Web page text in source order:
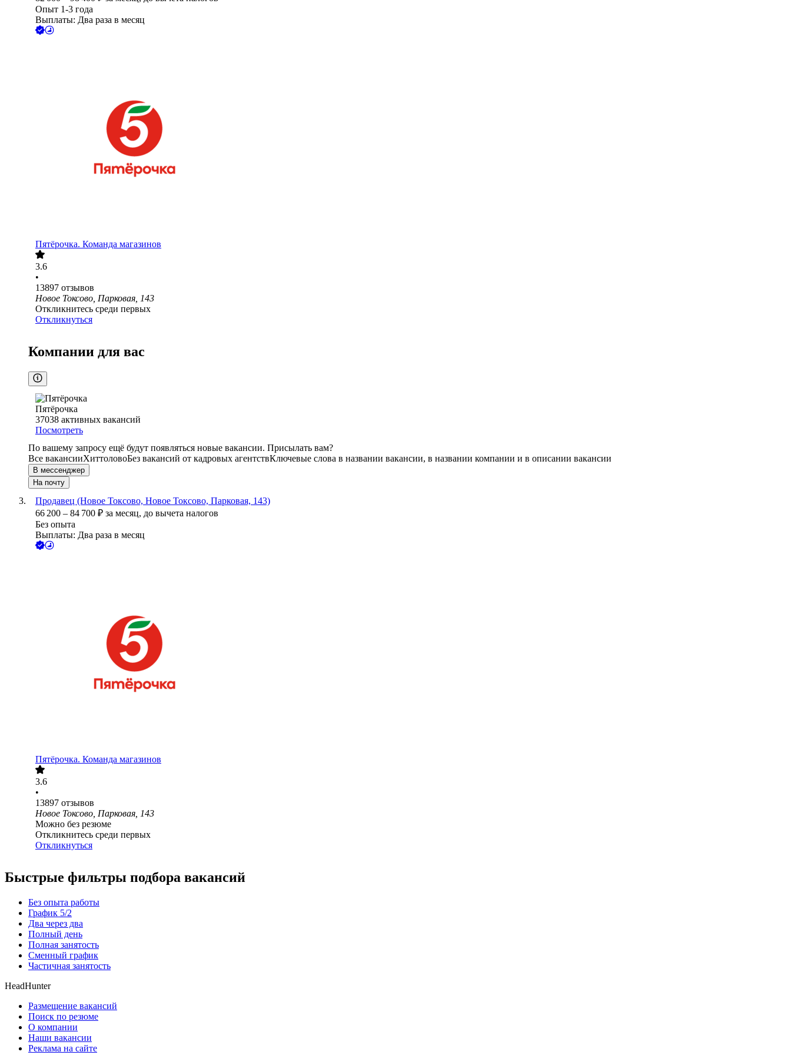
Опыт 1-3 года
Выплаты: Два раза в месяц
Пятёрочка. Команда магазинов
3.6
•
13897 отзывов
Новое Токсово, Парковая, 143
Откликнитесь среди первых
Откликнуться
Компании для вас
Пятёрочка
37038 активных вакансий
Посмотреть
По вашему запросу ещё будут появляться новые вакансии. Присылать вам?
Все вакансииХиттоловоБез вакансий от кадровых агентствКлючевые слова в названии вакансии, в названии компании и в описании вакансии
В мессенджер
На почту
Продавец (Новое Токсово, Новое Токсово, Парковая, 143)
66 200 – 84 700 ₽ за месяц, до вычета налогов
Без опыта
Выплаты: Два раза в месяц
Пятёрочка. Команда магазинов
3.6
•
13897 отзывов
Новое Токсово, Парковая, 143
Можно без резюме
Откликнитесь среди первых
Откликнуться
Быстрые фильтры подбора вакансий
Без опыта работы
График 5/2
Два через два
Полный день
Полная занятость
Сменный график
Частичная занятость
HeadHunter
Размещение вакансий
Поиск по резюме
О компании
Наши вакансии
Реклама на сайте